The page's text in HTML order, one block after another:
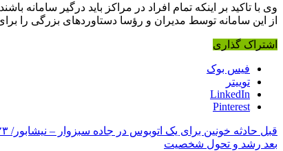
وی با تاکید بر اینکه تمام افراد در مراکز باید درگیر
از این سامانه توسط مدیران و رؤسا دستاوردهای بزرگی را
اشتراک گذاری
فیس بوک
توییتر
LinkedIn
Pinterest
قبل حادثه خونین برای یک اتوبوس در جاده سبزوار – نیشابور/ ۲۳ نفر زخمی شدند
بعد رشد و تحول شخصیت